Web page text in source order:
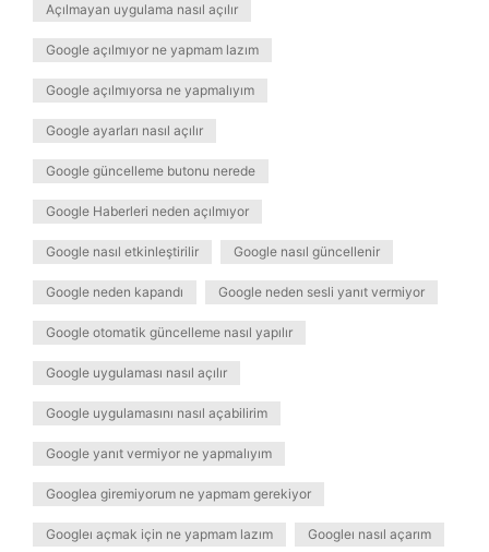
Açılmayan uygulama nasıl açılır
Google açılmıyor ne yapmam lazım
Google açılmıyorsa ne yapmalıyım
Google ayarları nasıl açılır
Google güncelleme butonu nerede
Google Haberleri neden açılmıyor
Google nasıl etkinleştirilir Google nasıl güncellenir
Google neden kapandı Google neden sesli yanıt vermiyor
Google otomatik güncelleme nasıl yapılır
Google uygulaması nasıl açılır
Google uygulamasını nasıl açabilirim
Google yanıt vermiyor ne yapmalıyım
Googlea giremiyorum ne yapmam gerekiyor
Googleı açmak için ne yapmam lazım Googleı nasıl açarım